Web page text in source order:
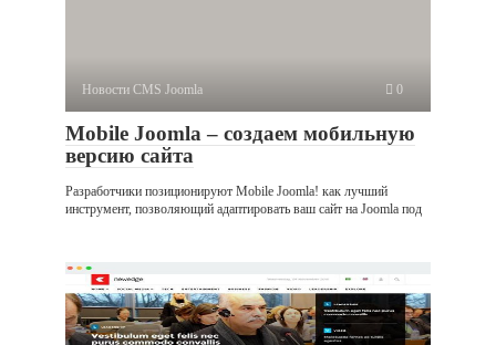
Новости CMS Joomla 0
Mobile Joomla – создаем мобильную
версию сайта
Разработчики позиционируют Mobile Joomla! как лучший
инструмент, позволяющий адаптировать ваш сайт на Joomla под